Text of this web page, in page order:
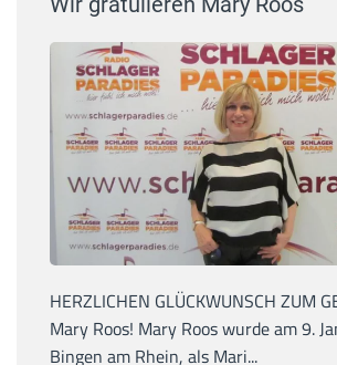
HERZLICHEN GLÜCKWUNSCH ZUM
Mary Roos! Mary Roos wurde am 9.
Bingen am Rhein, als Mari...